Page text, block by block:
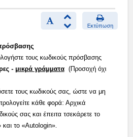
Εκτύπωση
τους κωδικούς πρόσβασης
- μικρά γράμματα(Προσοχή όχι
τους κωδικούς σας, ώστε να μη
κάθε φορά: Αρχικά
σας και έπειτα τσεκάρετε το
το «Autologin».